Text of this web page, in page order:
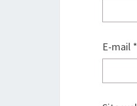
E-mail *